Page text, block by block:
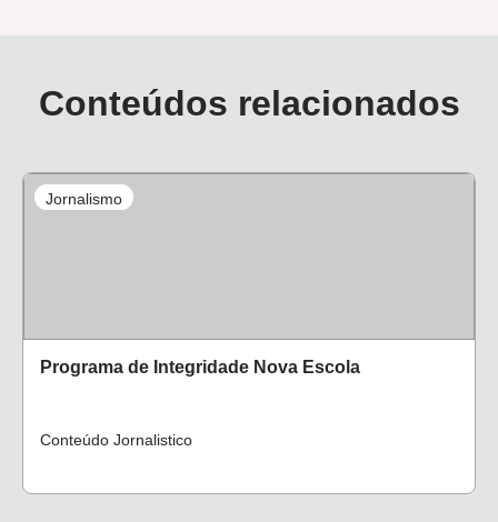
Conteúdos relacionados
Jornalismo
Programa de Integridade Nova Escola
Conteúdo Jornalistico